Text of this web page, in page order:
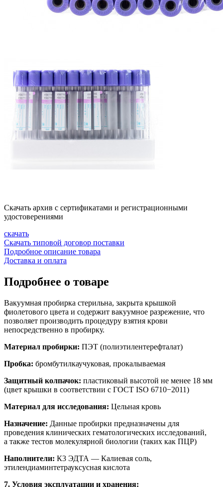
Скачать архив с сертификатами и регистрационными
удостоверениями
скачать
Скачать типовой договор поставки
Подробное описание товара
Доставка и оплата
Подробнее о товаре
Вакуумная пробирка стерильна, закрыта крышкой
фиолетового цвета и содержит вакуумное разрежение, что
позволяет производить процедуру взятия крови
непосредственно в пробирку.
Материал пробирки: ПЭТ (полиэтилентерефталат)
Пробка: бромбутилкаучуковая, прокалываемая
Защитный колпачок: пластиковый высотой не менее 18 мм
(цвет крышки в соответствии с ГОСТ ISO 6710−2011)
Материал для исследования: Цельная кровь
Назначение: Данные пробирки предназначены для
проведения клинических гематологических исследований,
а также тестов молекулярной биологии (таких как ПЦР)
Наполнители: К3 ЭДТА — Калиевая соль,
этилендиаминтетрауксусная кислота
7. Условия эксплуатации и хранения: